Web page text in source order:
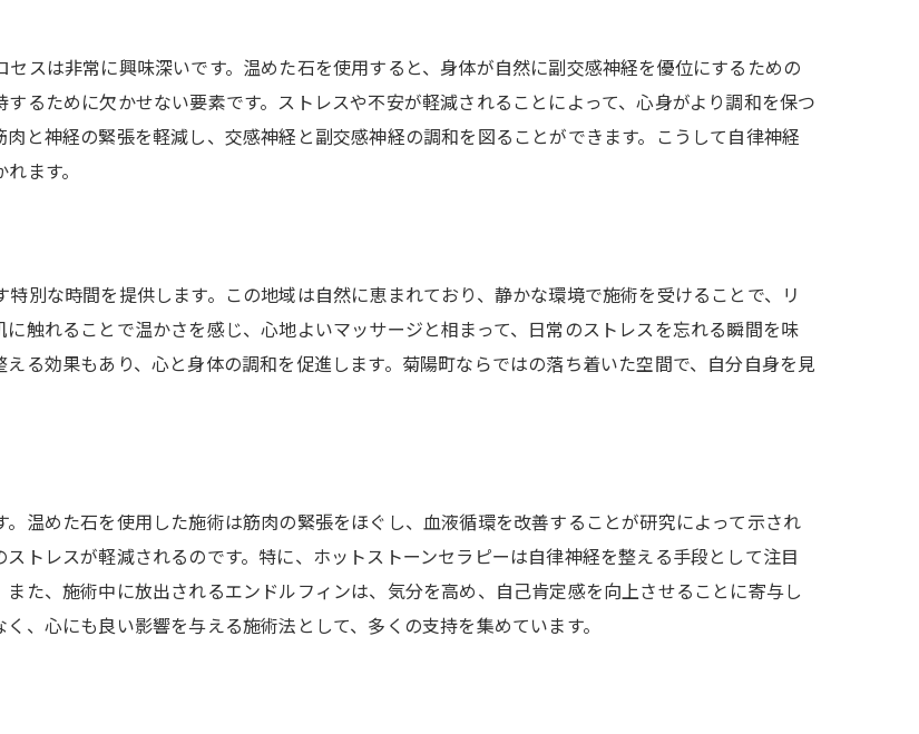
トーンセラピーと自然の相乗効果
魅力的な景観とセラピーの調和
しい自然環境での施術
活力を引き出すセラピー
感を高める秘訣とは
トーンで心の深層に触れる
分を発見するきっかけ
を大切にする時間の重要性
ンセラピーでリラックス菊陽町の心地よい空間
さが広がる施術空間の秘密
トーンの温もりを感じる瞬間
スは非常に興味深いです。温めた石を使用すると、身体が自然に副交感神経を優位にするための
るために欠かせない要素です。ストレスや不安が軽減されることによって、心身がより調和を保つ
と神経の緊張を軽減し、交感神経と副交感神経の調和を図ることができます。こうして自律神経
ます。
別な時間を提供します。この地域は自然に恵まれており、静かな環境で施術を受けることで、リ
触れることで温かさを感じ、心地よいマッサージと相まって、日常のストレスを忘れる瞬間を味
る効果もあり、心と身体の調和を促進します。菊陽町ならではの落ち着いた空間で、自分自身を見
温めた石を使用した施術は筋肉の緊張をほぐし、血液循環を改善することが研究によって示され
トレスが軽減されるのです。特に、ホットストーンセラピーは自律神経を整える手段として注目
た、施術中に放出されるエンドルフィンは、気分を高め、自己肯定感を向上させることに寄与し
、心にも良い影響を与える施術法として、多くの支持を集めています。